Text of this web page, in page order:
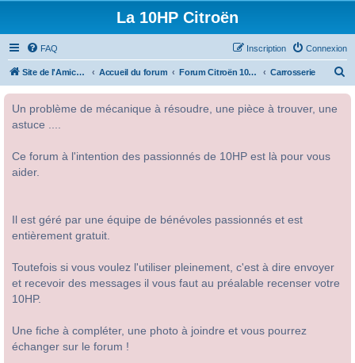
La 10HP Citroën
FAQ Connexion
Inscription
Site de l'Amicale Citroën 10HP Accueil du forum Forum Citroën 10HP Carrosserie
Un problème de mécanique à résoudre, une pièce à trouver, une
astuce ....
Ce forum à l'intention des passionnés de 10HP est là pour vous
aider.
Il est géré par une équipe de bénévoles passionnés et est
entièrement gratuit.
Toutefois si vous voulez l'utiliser pleinement, c'est à dire envoyer
et recevoir des messages il vous faut au préalable recenser votre
10HP.
Une fiche à compléter, une photo à joindre et vous pourrez
échanger sur le forum !